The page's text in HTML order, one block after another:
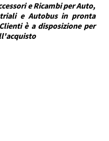
e Ricambi per Auto,
e Autobus in pronta
è a disposizione per